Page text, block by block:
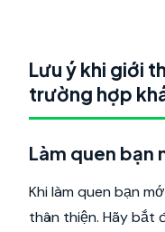
Lưu ý khi giới
trường hợp
Làm quen bạn
Khi làm quen bạn
thân thiện. Hãy bắt